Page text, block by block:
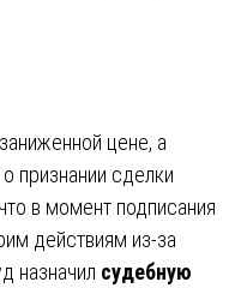
цене, а
признании сделки
в момент подписания
действиям из-за
назначил судебную